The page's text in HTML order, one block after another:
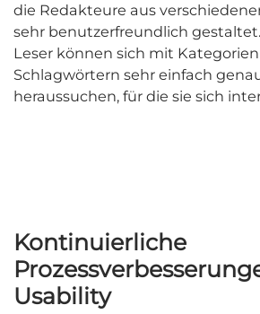
die Redakteure aus
sehr benutzerfreundlich
Leser können sich mit
Schlagwörtern sehr einfach
heraussuchen, für die sie sich
Kontinuierliche
Usability